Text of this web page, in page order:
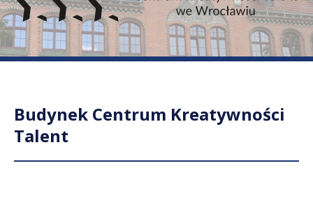
Budynek Centrum Kreatywności
Talent